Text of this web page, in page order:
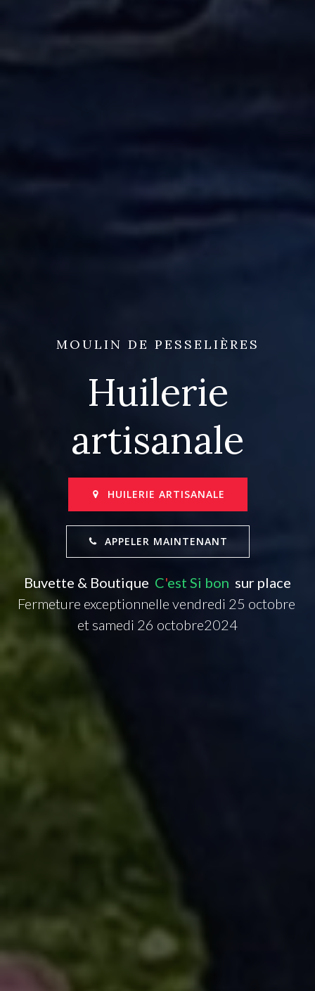
MOULIN DE PESSELIÈRES
Huilerie
artisanale
HUILERIE ARTISANALE
APPELER MAINTENANT
Buvette & Boutique C'est Si bon sur place
Fermeture exceptionnelle vendredi 25 octobre
et samedi 26 octobre2024